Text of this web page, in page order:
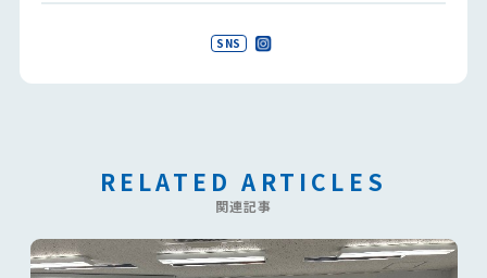
SNS
RELATED ARTICLES
関連記事